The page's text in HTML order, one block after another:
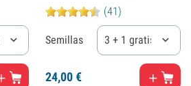
(41)
Semillas 3 + 1 gratis
24,00€